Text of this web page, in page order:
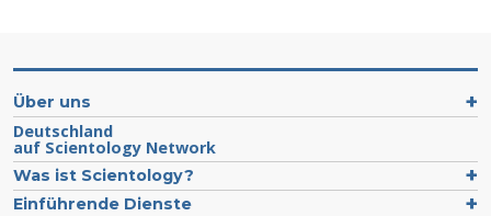
Über uns
Deutschland
auf Scientology Network
Was ist Scientology?
Einführende Dienste